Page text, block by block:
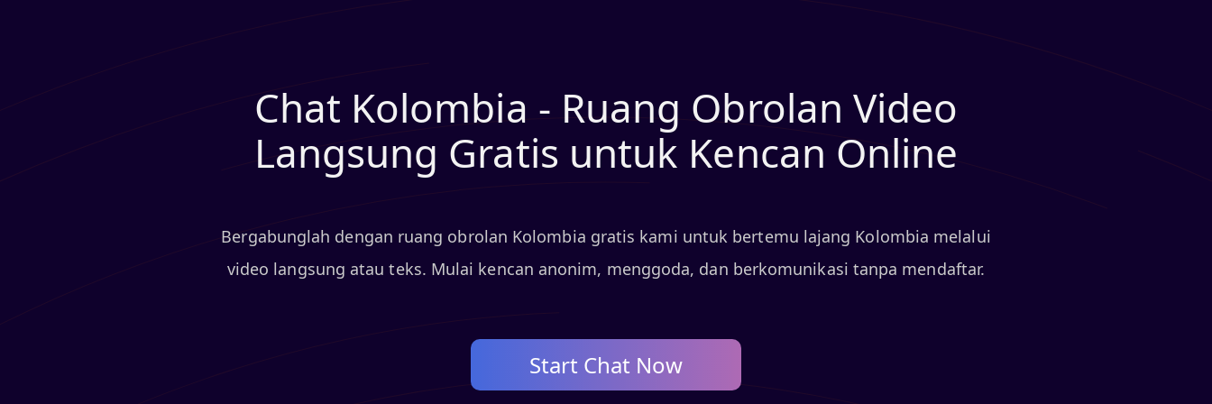
Chat Kolombia - Ruang Obrolan Video
Langsung Gratis untuk Kencan Online
Bergabunglah dengan ruang obrolan Kolombia gratis kami untuk bertemu lajang Kolombia melalui
video langsung atau teks. Mulai kencan anonim, menggoda, dan berkomunikasi tanpa mendaftar.
Start Chat Now